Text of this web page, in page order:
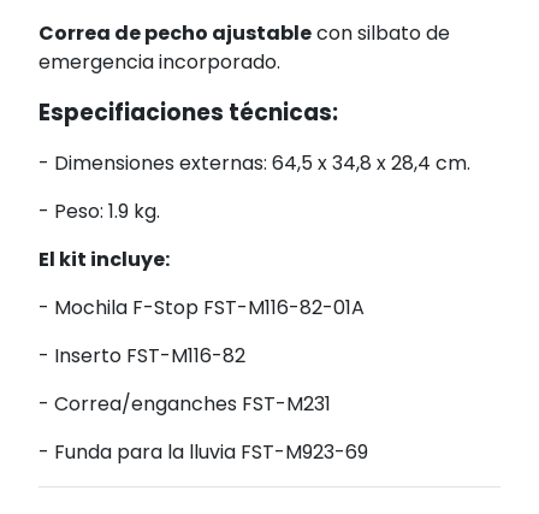
Correa de pecho ajustablecon silbato de
emergencia incorporado.
Especifiaciones técnicas:
- Dimensiones externas: 64,5 x 34,8 x 28,4 cm.
- Peso: 1.9 kg.
El kit incluye:
- Mochila F-Stop FST-M116-82-01A
- Inserto FST-M116-82
- Correa/enganches FST-M231
- Funda para la lluvia FST-M923-69